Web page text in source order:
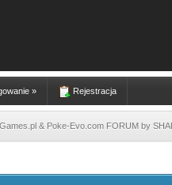
» Rejestracja
& Poke-Evo.com FORUM by